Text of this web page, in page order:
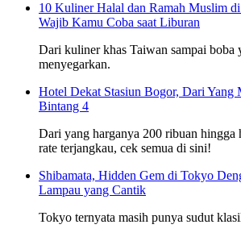
10 Kuliner Halal dan Ramah Muslim
Wajib Kamu Coba saat Liburan
Dari kuliner khas Taiwan sampai boba
menyegarkan.
Hotel Dekat Stasiun Bogor, Dari Yang
Bintang 4
Dari yang harganya 200 ribuan hingga
rate terjangkau, cek semua di sini!
Shibamata, Hidden Gem di Tokyo
Lampau yang Cantik
Tokyo ternyata masih punya sudut